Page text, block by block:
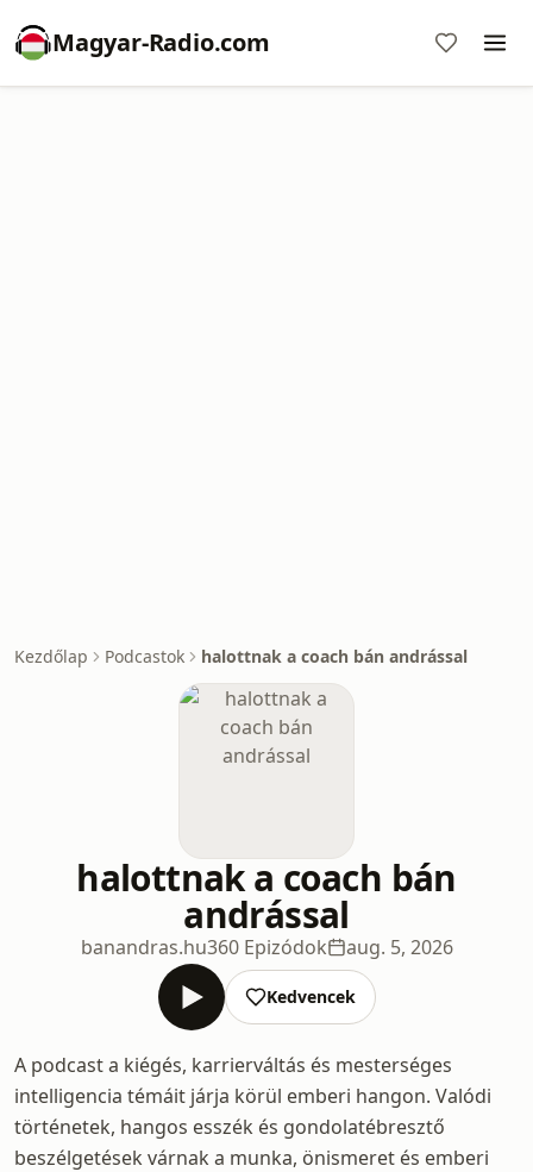
Magyar-Radio.com
Kezdőlap Podcastok halottnak a coach bán andrással
halottnak a coach bán
andrással
banandras.hu360 Epizódok aug. 5, 2026
Kedvencek
A podcast a kiégés, karrierváltás és mesterséges
intelligencia témáit járja körül emberi hangon. Valódi
történetek, hangos esszék és gondolatébresztő
beszélgetések várnak a munka, önismeret és emberi